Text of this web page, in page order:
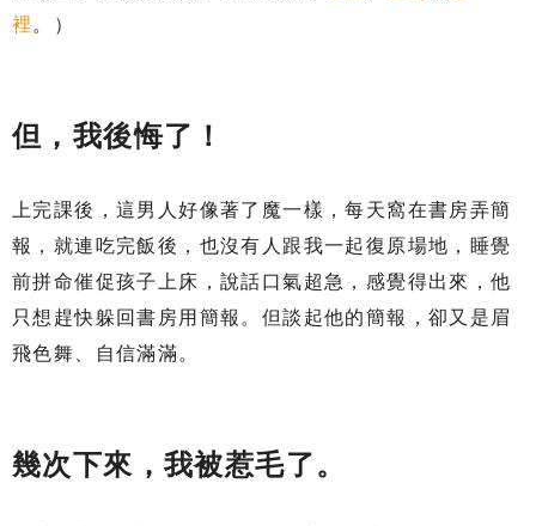
裡 。）
但，我後悔了！
上完課後，這男人好像著了魔一樣，每天窩在書房弄簡
報，就連吃完飯後，也沒有人跟我一起復原場地，睡覺
前拼命催促孩子上床，說話口氣超急，感覺得出來，他
只想趕快躲回書房用簡報。但談起他的簡報，卻又是眉
飛色舞、自信滿滿。
幾次下來，我被惹毛了。